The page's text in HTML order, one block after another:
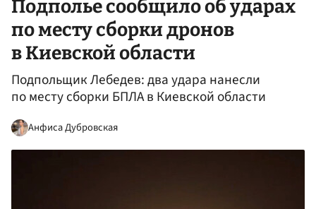
Подполье сообщило об ударах
по месту сборки дронов
в Киевской области
Подпольщик Лебедев: два удара нанесли
по месту сборки БПЛА в Киевской области
Анфиса Дубровская